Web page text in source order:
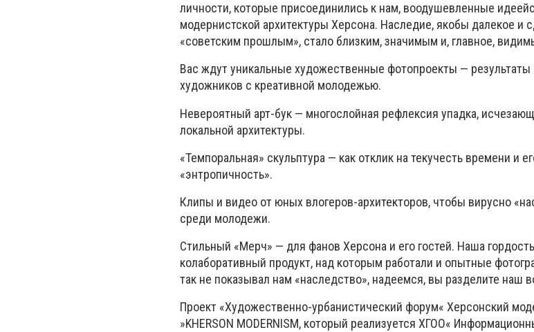
личности, которые присоединились к нам, воодушевленные идеей
модернистской архитектуры Херсона. Наследие, якобы далекое и с
«советским прошлым», стало близким, значимым и, главное, видим
Вас ждут уникальные художественные фотопроекты —
художников с креативной молодежью.
Невероятный арт-бук — многослойная рефлексия упадка, исчезающ
локальной архитектуры.
«Темпоральная» скульптура — как отклик на текучесть времени и
«энтропичность».
Клипы и видео от юных влогеров-архитекторов, чтобы вирусно
среди молодежи.
Стильный «Мерч» — для фанов Херсона и его гостей. Наша гордость
колаборативный продукт, над которым работали и опытные
так не показывал нам «наследство», надеемся, вы разделите наш
Проект «Художественно-урбанистический форум« Херсонский
»KHERSON MODERNISM, который реализуется ХГОО«